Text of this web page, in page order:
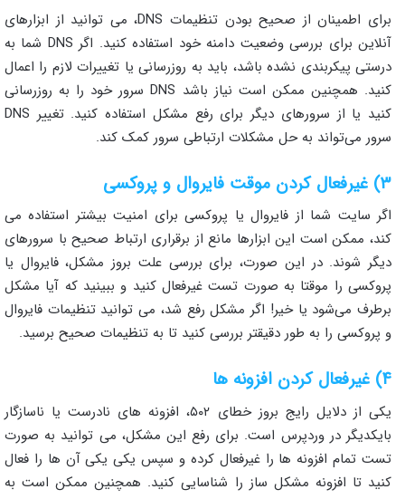
برای اطمینان از صحیح بودن تنظیمات DNS، می‌ توانید از ابزارهای
آنلاین برای بررسی وضعیت دامنه خود استفاده کنید. اگر DNS شما به
درستی پیکربندی نشده باشد، باید به‌ روزرسانی یا تغییرات لازم را اعمال
کنید. همچنین ممکن است نیاز باشد DNS سرور خود را به روزرسانی
کنید یا از سرورهای دیگر برای رفع مشکل استفاده کنید. تغییر DNS
سرور می‌تواند به حل مشکلات ارتباطی سرور کمک کند.
۳) غیرفعال کردن موقت فایروال و پروکسی
اگر سایت شما از فایروال یا پروکسی برای امنیت بیشتر استفاده می‌
کند، ممکن است این ابزارها مانع از برقراری ارتباط صحیح با سرورهای
دیگر شوند. در این صورت، برای بررسی علت بروز مشکل، فایروال یا
پروکسی را موقتا به صورت تست غیرفعال کنید و ببینید که آیا مشکل
برطرف می‌شود یا خیر! اگر مشکل رفع شد، می‌ توانید تنظیمات فایروال
و پروکسی را به‌ طور دقیقتر بررسی کنید تا به تنظیمات صحیح برسید.
۴) غیرفعال کردن افزونه‌ ها
یکی از دلایل رایج بروز خطای ۵۰۲، افزونه‌ های نادرست یا ناسازگار
بایکدیگر در وردپرس است. برای رفع این مشکل، می‌ توانید به صورت
تست تمام افزونه‌ ها را غیرفعال کرده و سپس یکی یکی آن‌ ها را فعال
کنید تا افزونه مشکل‌ ساز را شناسایی کنید. همچنین ممکن است به‌